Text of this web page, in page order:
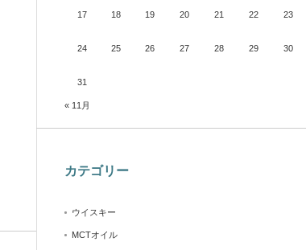
17 18 19 20 21 22 23
24 25 26 27 28 29 30
31
« 11月
カテゴリー
ウイスキー
MCTオイル